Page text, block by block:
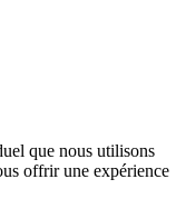
que nous utilisons
offrir une expérience